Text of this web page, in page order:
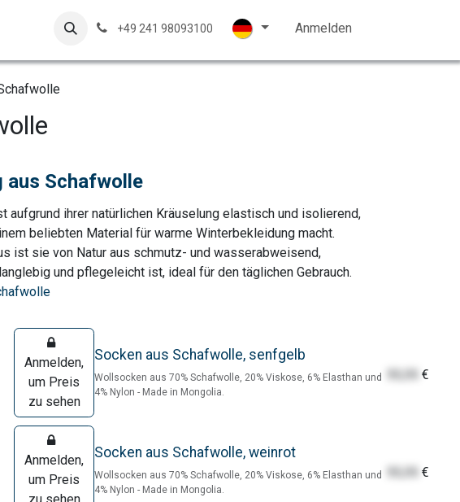
Strickwolle Kontakt Hilfe
+49 241 98093100 Anmelden
aus Schafwolle
aufgrund ihrer natürlichen Kräuselung elastisch und isolierend,
beliebten Material für warme Winterbekleidung macht.
ist sie von Natur aus schmutz- und wasserabweisend,
und pflegeleicht ist, ideal für den täglichen Gebrauch.
Anmelden,
um Preis
zu sehen
Socken aus Schafwolle, senfgelb
Wollsocken aus 70% Schafwolle, 20% Viskose, 6% Elasthan und
4% Nylon - Made in Mongolia.
€
Anmelden,
um Preis
Socken aus Schafwolle, weinrot
Wollsocken aus 70% Schafwolle, 20% Viskose, 6% Elasthan und
4% Nylon - Made in Mongolia.
€